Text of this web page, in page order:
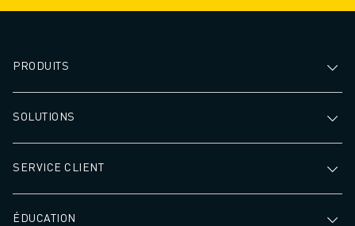
PRODUITS
SOLUTIONS
SERVICE CLIENT
ÉDUCATION